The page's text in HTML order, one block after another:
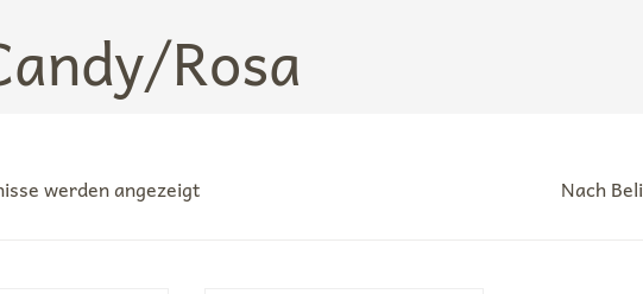
Rosa
werden angezeigt